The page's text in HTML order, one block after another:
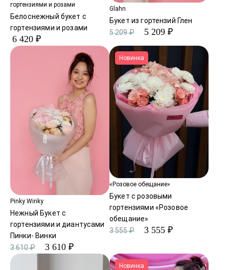
гортензиями и розами
Белоснежный букет с
гортензиями и розами
6 420 ₽
Glahn
Букет из гортензий Глен
5 209 ₽
5 209 ₽
Pinky Winky
Нежный Букет с
гортензиями и диантусами
Пинки- Винки
3 610 ₽
3 610 ₽
Новинка
«Розовое обещание»
Букет с розовыми
гортензиями «Розовое
обещание»
3 555 ₽
3 555 ₽
Новинка